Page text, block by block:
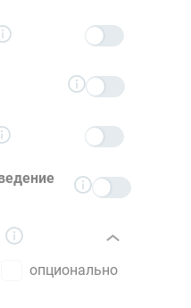
опционально